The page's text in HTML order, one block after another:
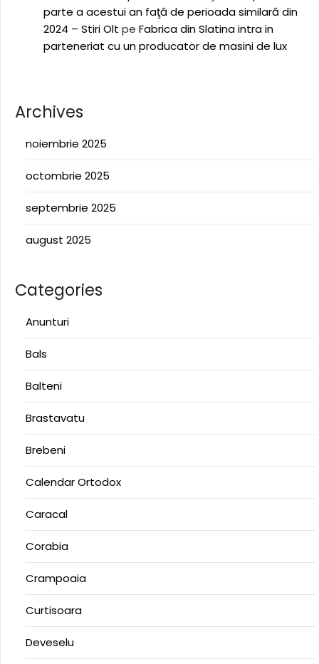
parte a acestui an faţă de perioada similară din
2024 – Stiri Olt pe Fabrica din Slatina intra in
parteneriat cu un producator de masini de lux
Archives
noiembrie 2025
octombrie 2025
septembrie 2025
august 2025
Categories
Anunturi
Bals
Balteni
Brastavatu
Brebeni
Calendar Ortodox
Caracal
Corabia
Crampoaia
Curtisoara
Deveselu